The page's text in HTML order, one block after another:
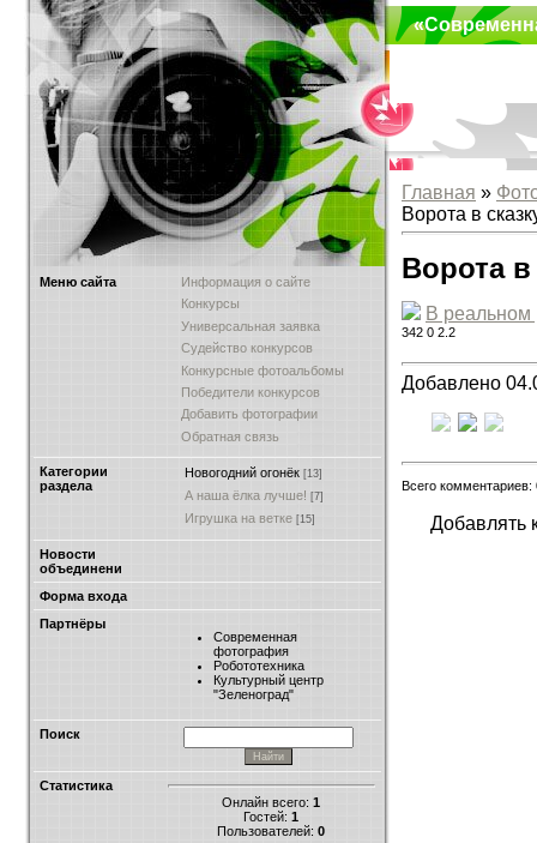
Меню сайта
Информация о сайте
Конкурсы
Универсальная заявка
Судейство конкурсов
Конкурсные фотоальбомы
Победители конкурсов
Добавить фотографии
Обратная связь
Категории
раздела
Новогодний огонёк [13]
А наша ёлка лучше! [7]
Игрушка на ветке [15]
Новости
объединени
Форма входа
Партнёры
Современная
фотография
Робототехника
Культурный центр
"Зеленоград"
Поиск
Статистика
Онлайн всего: 1
Гостей: 1
Пользователей: 0
Главная »
Ворота в
Ворота в
В
342 0 2.2
Добавлено
Всего комментариев:
Добавлять